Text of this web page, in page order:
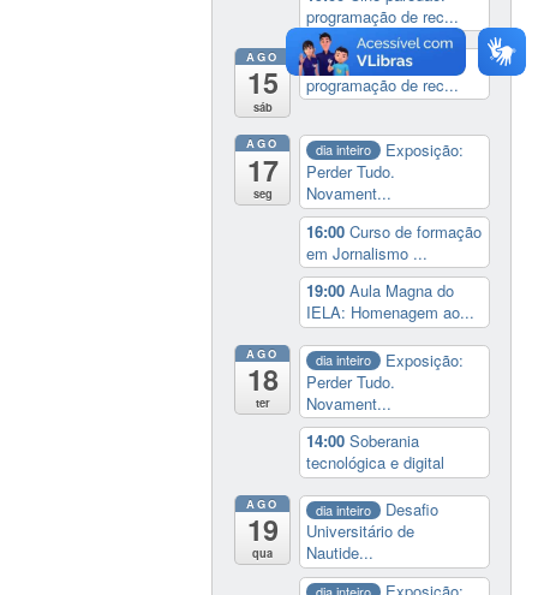
programação de rec...
AGO
15
sáb
19:00 Cine paredão:
programação de rec...
AGO
17
seg
dia inteiro
Exposição:
Perder Tudo.
Novament...
16:00Curso de formação
em Jornalismo ...
19:00Aula Magna do
IELA: Homenagem ao...
AGO
18
ter
dia inteiro
Exposição:
Perder Tudo.
Novament...
14:00Soberania
tecnológica e digital
AGO
19
qua
dia inteiro
Desafio
Universitário de
Nautide...
dia inteiro